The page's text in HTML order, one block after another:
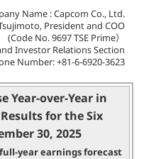
Name : Capcom Co., Ltd.
President and COO
(Code No. 9697 TSE Prime）
Investor Relations Section
Number: +81-6-6920-3623
Year-over-Year in
for the Six
30, 2025
year earnings forecast